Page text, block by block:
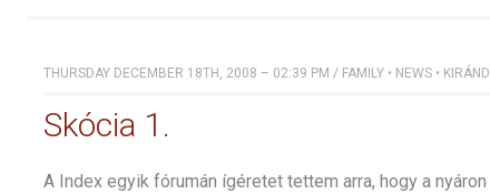
THURSDAY DECEMBER 18TH, 2008 – 02:39 PM / FAMILY • NEWS •
Skócia 1.
A Index egyik fórumán ígéretet tettem arra, hogy a